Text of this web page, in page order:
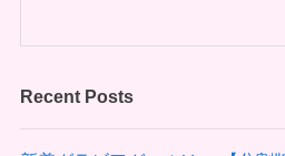
Recent Posts